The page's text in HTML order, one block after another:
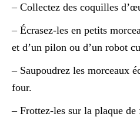
– Collectez des coquilles
– Écrasez-les en petits
et d’un pilon ou d’un robot
– Saupoudrez les morceaux
four.
– Frottez-les sur la plaque de